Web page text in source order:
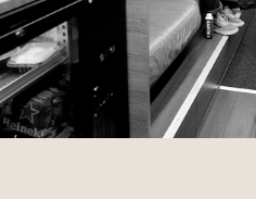
010 BERLIN
PERSONAL